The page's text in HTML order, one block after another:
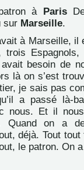
à ParisDe
sur Marseille.
à Marseille,
trois
besoin de
là on s’est
je sais pas
a passé là-
nous. Et il
Quand on a
déjà. Tout
le patron. On